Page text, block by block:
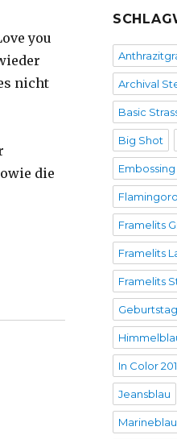
you
nicht
die
Archival
Basic
Big Shot
Framelits
Framelits
Framelits
Geburtstag
In Color
Jeansblau
Marineblau